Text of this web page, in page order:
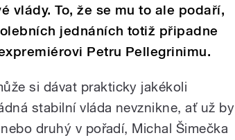
vlády. To, že se mu to ale podaří,
jednáních totiž připadne
Petru Pellegrinimu.
si dávat prakticky jakékoli
stabilní vláda nevznikne, ať už by
druhý v pořadí, Michal Šimečka